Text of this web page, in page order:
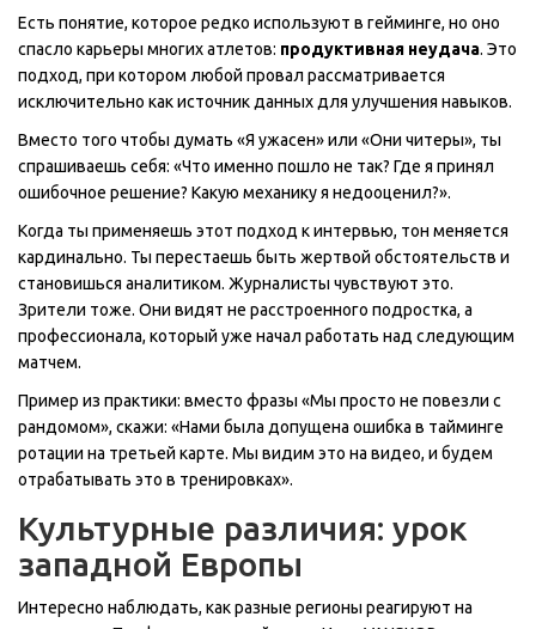
Есть понятие, которое редко используют в гейминге, но оно
спасло карьеры многих атлетов: продуктивная неудача. Это
подход, при котором любой провал рассматривается
исключительно как источник данных для улучшения навыков.
Вместо того чтобы думать «Я ужасен» или «Они читеры», ты
спрашиваешь себя: «Что именно пошло не так? Где я принял
ошибочное решение? Какую механику я недооценил?».
Когда ты применяешь этот подход к интервью, тон меняется
кардинально. Ты перестаешь быть жертвой обстоятельств и
становишься аналитиком. Журналисты чувствуют это.
Зрители тоже. Они видят не расстроенного подростка, а
профессионала, который уже начал работать над следующим
матчем.
Пример из практики: вместо фразы «Мы просто не повезли с
рандомом», скажи: «Нами была допущена ошибка в тайминге
ротации на третьей карте. Мы видим это на видео, и будем
отрабатывать это в тренировках».
Культурные различия: урок
западной Европы
Интересно наблюдать, как разные регионы реагируют на